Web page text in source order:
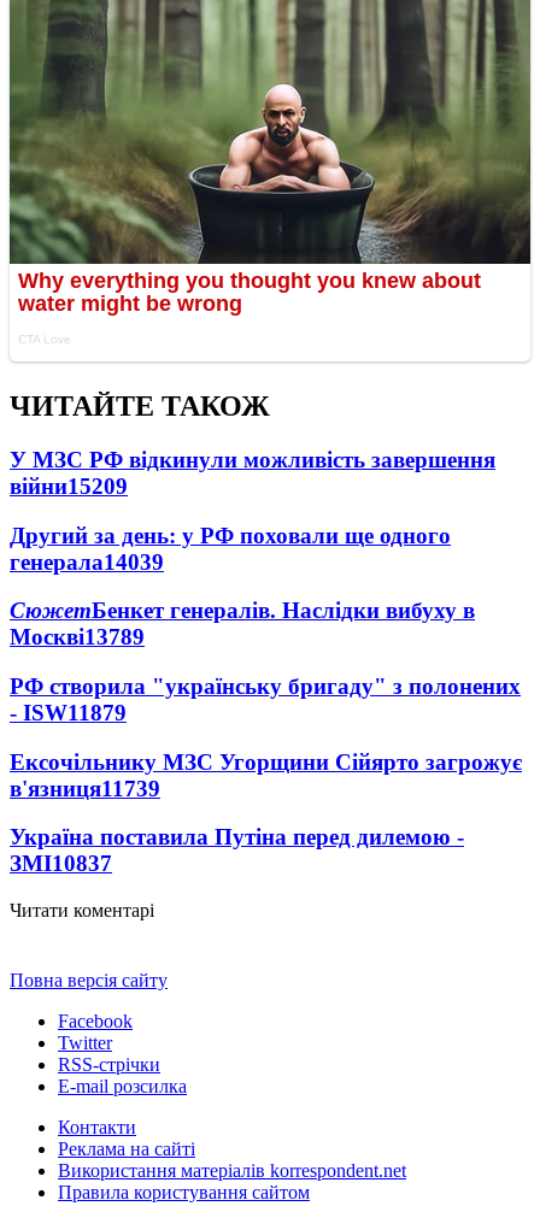
ЧИТАЙТЕ ТАКОЖ
У МЗС РФ відкинули можливість завершення
війни15209
Другий за день: у РФ поховали ще одного
генерала14039
СюжетБенкет генералів. Наслідки вибуху в
Москві13789
РФ створила "українську бригаду" з полонених
- ISW11879
Ексочільнику МЗС Угорщини Сійярто загрожує
в'язниця11739
Україна поставила Путіна перед дилемою -
ЗМІ10837
Читати коментарі
Повна версія сайту
Facebook
Twitter
RSS-стрічки
E-mail розсилка
Контакти
Реклама на сайті
Використання матеріалів korrespondent.net
Правила користування сайтом